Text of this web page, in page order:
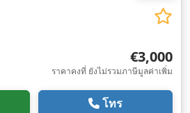
€3,000
ราคาคงที่ ยังไม่รวมภาษีมูลค่าเพิ่ม
โทร